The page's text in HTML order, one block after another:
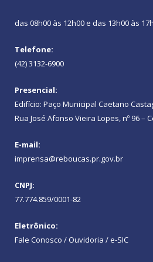
das 08h00 às 12h00 e das 13h00 às
Telefone:
(42) 3132-6900
Presencial:
Edifício: Paço Municipal Caetano
Rua José Afonso Vieira Lopes, nº 96 –
E-mail:
imprensa@reboucas.pr.gov.br
CNPJ:
77.774.859/0001-82
Eletrônico:
Fale Conosco / Ouvidoria / e-SIC